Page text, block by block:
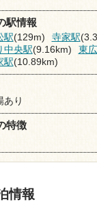
駅情報
駅(129m) 寺家駅
中央駅(9.16km) 東
駅(10.89km)
あり
特徴
情報